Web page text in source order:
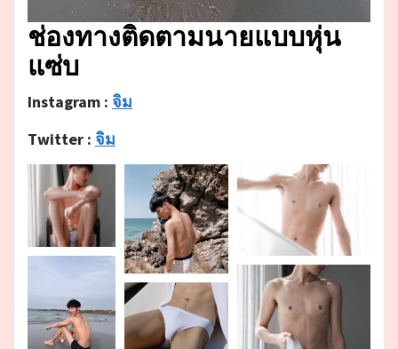
ช่องทางติดตามนายแบบหุ่น
แซ่บ
Instagram : จิม
Twitter : จิม